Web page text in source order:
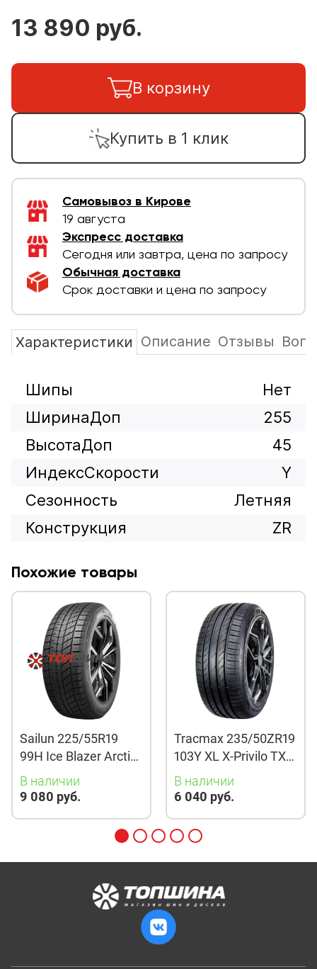
13 890 руб.
В корзину
Купить в 1 клик
Самовывоз в Кирове
19 августа
Экспресс доставка
Сегодня или завтра, цена по запросу
Обычная доставка
Срок доставки и цена по запросу
Характеристики Описание Отзывы
Шипы
Нет
ШиринаДоп
255
ВысотаДоп
45
ИндексСкорости
Y
Сезонность
Летняя
Конструкция
ZR
Похожие товары
Sailun 225/55R19
99H Ice Blazer Arctic
Evo TL
В наличии
9 080 руб.
Tracmax 235/50ZR19
103Y XL X-Privilo TX3
TL
В наличии
6 040 руб.